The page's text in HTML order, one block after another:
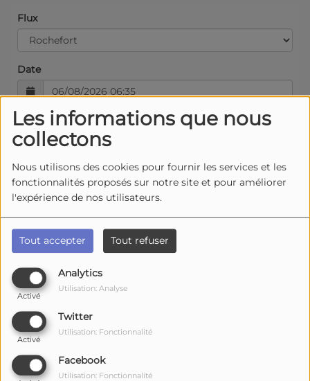
Les informations que nous
collectons
Nous utilisons des cookies pour fournir les services et les
fonctionnalités proposés sur notre site et pour améliorer
l'expérience de nos utilisateurs.
Tout accepter Tout refuser
Analytics
Activé
Utilisation: Analyse
Twitter
Activé
Utilisation: Fonctionnalité
Facebook
Utilisation: Fonctionnalité
Flux
Date
06:34
Je Dois M En Aller
Niagara
06:32
Coeur De Pirate
06:28
CHARLOTTE CARDIN